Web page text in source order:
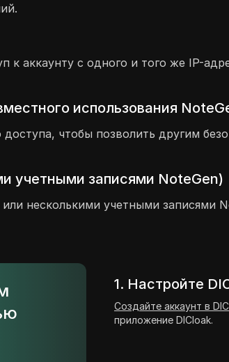
к аккаунту с одного и того же IP-
использования
чтобы позволить другим
учетными записями NoteGen)
несколькими учетными записями
1. Настройте
Создайте аккаунт в
приложение DICloak.